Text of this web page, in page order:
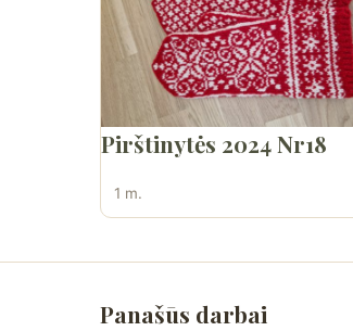
Pirštinytės 2024 Nr18
1 m.
Panašūs darbai